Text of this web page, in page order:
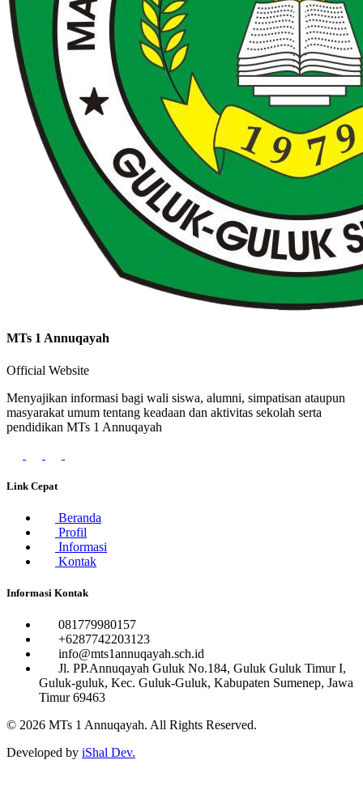
MTs 1 Annuqayah
Official Website
Menyajikan informasi bagi wali siswa, alumni, simpatisan ataupun
masyarakat umum tentang keadaan dan aktivitas sekolah serta
pendidikan MTs 1 Annuqayah
Link Cepat
Beranda
Profil
Informasi
Kontak
Informasi Kontak
081779980157
+6287742203123
info@mts1annuqayah.sch.id
Jl. PP.Annuqayah Guluk No.184, Guluk Guluk Timur I,
Guluk-guluk, Kec. Guluk-Guluk, Kabupaten Sumenep, Jawa
Timur 69463
© 2026 MTs 1 Annuqayah. All Rights Reserved.
Developed by iShal Dev.